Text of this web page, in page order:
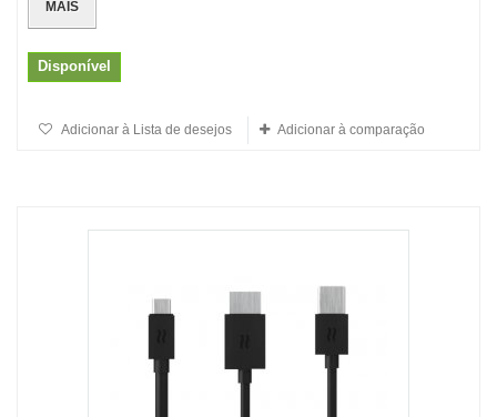
MAIS
Disponível
Adicionar à Lista de desejos Adicionar à comparação